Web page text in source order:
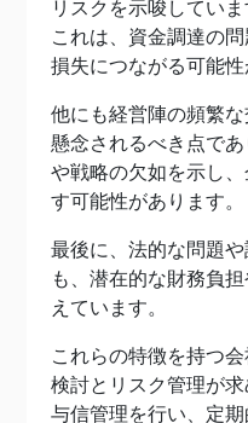
リスクを示唆していま
これは、資金調達の
損失につながる可能性
他にも経営陣の頻繁
懸念されるべき点で
や戦略の欠如を示し
す可能性があります。
最後に、法的な問題
も、潜在的な財務負
えています。
これらの特徴を持つ
検討とリスク管理が求
与信管理を行い、定